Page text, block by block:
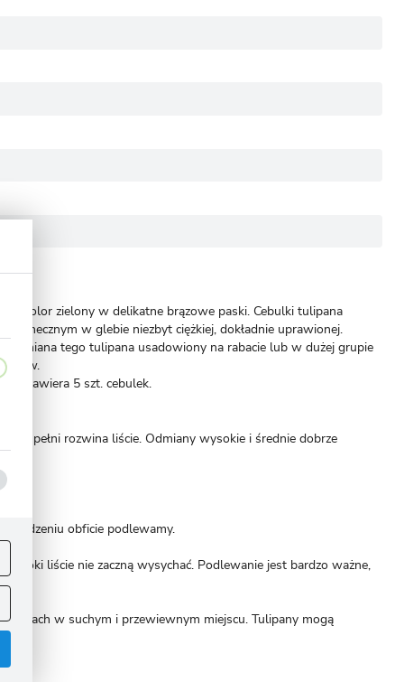
kolor zielony w delikatne brązowe paski. Cebulki tulipana
w glebie niezbyt ciężkiej, dokładnie uprawionej.
Odmiana tego tulipana usadowiony na rabacie lub w dużej grupie
zawiera 5 szt. cebulek.
w pełni rozwina liście. Odmiany wysokie i średnie dobrze
obficie podlewamy.
liście nie zaczną wysychać. Podlewanie jest bardzo ważne,
w suchym i przewiewnym miejscu. Tulipany mogą